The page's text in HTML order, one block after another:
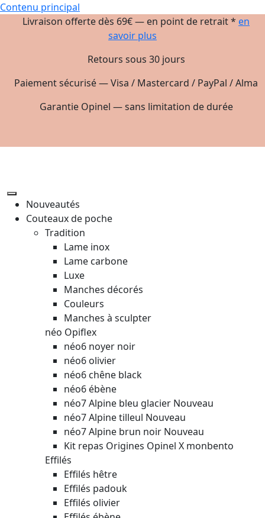
Contenu principal
Livraison offerte dès 69€ — en point de retrait * en
savoir plus
Retours sous 30 jours
Paiement sécurisé — Visa / Mastercard / PayPal / Alma
Garantie Opinel — sans limitation de durée
Nouveautés
Couteaux de poche
Tradition
Lame inox
Lame carbone
Luxe
Manches décorés
Couleurs
Manches à sculpter
néo Opiflex
néo6 noyer noir
néo6 olivier
néo6 chêne black
néo6 ébène
néo7 Alpine bleu glacier Nouveau
néo7 Alpine tilleul Nouveau
néo7 Alpine brun noir Nouveau
Kit repas Origines Opinel X monbento
Effilés
Effilés hêtre
Effilés padouk
Effilés olivier